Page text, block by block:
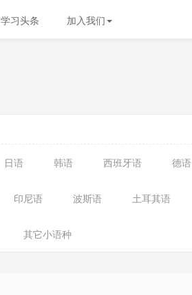
学习头条 加入我们
日语 韩语 西班牙语 德语
印尼语 波斯语 土耳其语
其它小语种